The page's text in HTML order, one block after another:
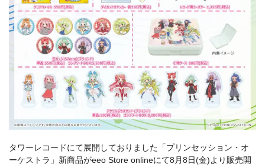
タワーレコードにて展開しておりました「プリンセッション・オ
ーケストラ」新商品がeeo Store onlineにて8月8日(金)より販売開